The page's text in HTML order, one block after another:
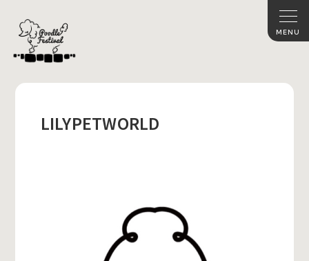
LILYPETWORLD